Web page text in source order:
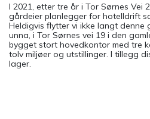
I 2021, etter tre år i Tor Sørnes Vei
gårdeier planlegger for hotelldrift
Heldigvis flytter vi ikke langt denne
unna, i Tor Sørnes vei 19 i den
bygget stort hovedkontor med tre
tolv miljøer og utstillinger. I tillegg
lager.